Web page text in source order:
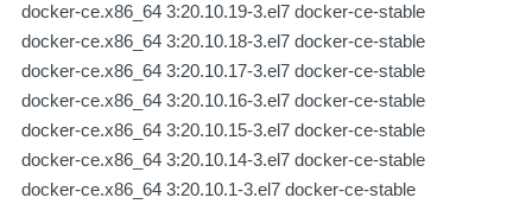
docker-ce.x86_64 3:20.10.19-3.el7 docker-ce-stable
docker-ce.x86_64 3:20.10.18-3.el7 docker-ce-stable
docker-ce.x86_64 3:20.10.17-3.el7 docker-ce-stable
docker-ce.x86_64 3:20.10.16-3.el7 docker-ce-stable
docker-ce.x86_64 3:20.10.15-3.el7 docker-ce-stable
docker-ce.x86_64 3:20.10.14-3.el7 docker-ce-stable
docker-ce.x86_64 3:20.10.1-3.el7 docker-ce-stable